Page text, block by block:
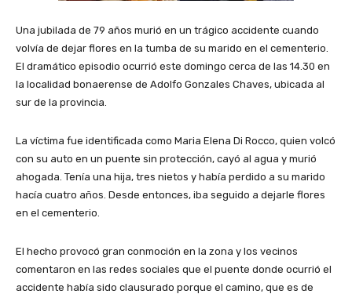
Una jubilada de 79 años murió en un trágico accidente cuando
volvía de dejar flores en la tumba de su marido en el cementerio.
El dramático episodio ocurrió este domingo cerca de las 14.30 en
la localidad bonaerense de Adolfo Gonzales Chaves, ubicada al
sur de la provincia.
La víctima fue identificada como Maria Elena Di Rocco, quien volcó
con su auto en un puente sin protección, cayó al agua y murió
ahogada. Tenía una hija, tres nietos y había perdido a su marido
hacía cuatro años. Desde entonces, iba seguido a dejarle flores
en el cementerio.
El hecho provocó gran conmoción en la zona y los vecinos
comentaron en las redes sociales que el puente donde ocurrió el
accidente había sido clausurado porque el camino, que es de